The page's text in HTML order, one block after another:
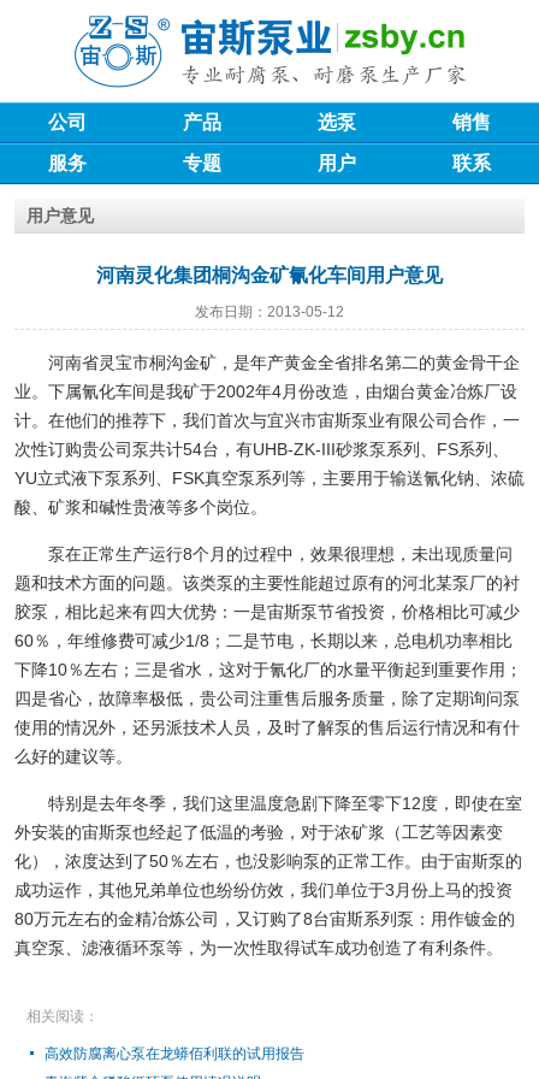
公司 产品 选泵
销售
服务
专题 用户 联系
用户意见
河南灵化集团桐沟金矿氰化车间用户意见
发布日期：2013-05-12
河南省灵宝市桐沟金矿，是年产黄金全省排名第二的黄金骨干企
业。下属氰化车间是我矿于2002年4月份改造，由烟台黄金冶炼厂设
计。在他们的推荐下，我们首次与宜兴市宙斯泵业有限公司合作，一
次性订购贵公司泵共计54台，有UHB-ZK-III砂浆泵系列、FS系列、
YU立式液下泵系列、FSK真空泵系列等，主要用于输送氰化钠、浓硫
酸、矿浆和碱性贵液等多个岗位。
泵在正常生产运行8个月的过程中，效果很理想，未出现质量问
题和技术方面的问题。该类泵的主要性能超过原有的河北某泵厂的衬
胶泵，相比起来有四大优势：一是宙斯泵节省投资，价格相比可减少
60％，年维修费可减少1/8；二是节电，长期以来，总电机功率相比
下降10％左右；三是省水，这对于氰化厂的水量平衡起到重要作用；
四是省心，故障率极低，贵公司注重售后服务质量，除了定期询问泵
使用的情况外，还另派技术人员，及时了解泵的售后运行情况和有什
么好的建议等。
特别是去年冬季，我们这里温度急剧下降至零下12度，即使在室
外安装的宙斯泵也经起了低温的考验，对于浓矿浆（工艺等因素变
化），浓度达到了50％左右，也没影响泵的正常工作。由于宙斯泵的
成功运作，其他兄弟单位也纷纷仿效，我们单位于3月份上马的投资
80万元左右的金精冶炼公司，又订购了8台宙斯系列泵：用作镀金的
真空泵、滤液循环泵等，为一次性取得试车成功创造了有利条件。
相关阅读：
高效防腐离心泵在龙蟒佰利联的试用报告